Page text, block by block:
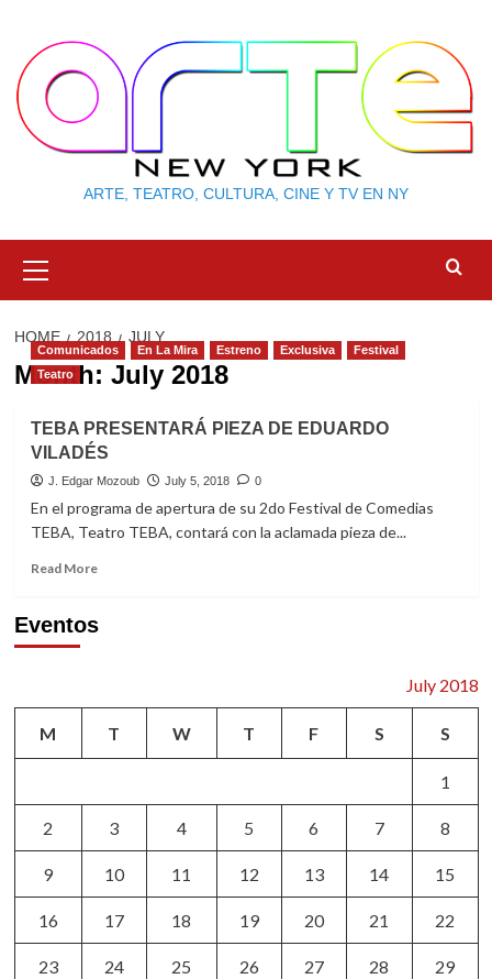
content
ARTE, TEATRO, CULTURA, CINE Y TV EN NY
Menu
HOME 2018 JULY
Month: July 2018
Comunicados En La Mira Estreno Exclusiva
Festival
Teatro
TEBA PRESENTARÁ PIEZA DE EDUARDO
VILADÉS
J. Edgar Mozoub July 5, 2018 0
En el programa de apertura de su 2do Festival de Comedias
TEBA, Teatro TEBA, contará con la aclamada pieza de...
Read MoreRead
TEBA
EDUARDO
VILADÉS
Eventos
July 2018
M T W T F S S
1
2 3 4 5 6 7 8
9 10 11 12 13 14 15
16 17 18 19 20 21 22
23 24 25 26 27 28 29